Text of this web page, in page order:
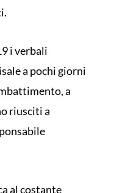
i verbali
a pochi giorni
a
riusciti a
al costante